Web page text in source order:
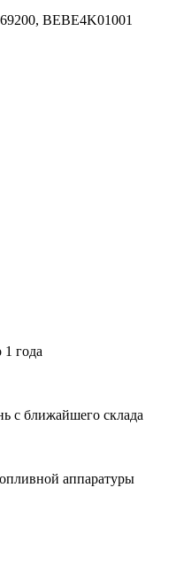
BEBE4K01001
1 года
с ближайшего склада
аппаратуры